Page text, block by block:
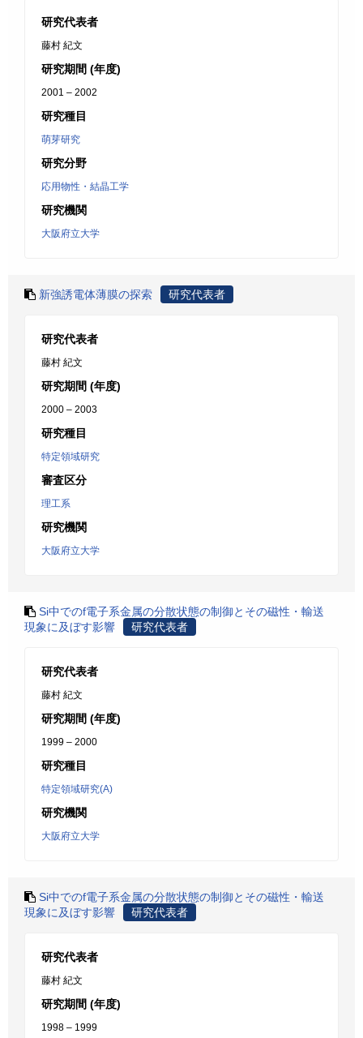
研究代表者
藤村 紀文
研究期間 (年度)
2001 – 2002
研究種目
萌芽研究
研究分野
応用物性・結晶工学
研究機関
大阪府立大学
新強誘電体薄膜の探索 研究代表者
研究代表者
藤村 紀文
研究期間 (年度)
2000 – 2003
研究種目
特定領域研究
審査区分
理工系
研究機関
大阪府立大学
Si中でのf電子系金属の分散状態の制御とその磁性・輸送
現象に及ぼす影響
研究代表者
研究代表者
藤村 紀文
研究期間 (年度)
1999 – 2000
研究種目
特定領域研究(A)
研究機関
大阪府立大学
Si中でのf電子系金属の分散状態の制御とその磁性・輸送
現象に及ぼす影響
研究代表者
研究代表者
藤村 紀文
研究期間 (年度)
1998 – 1999